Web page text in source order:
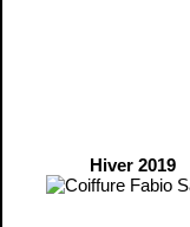
Hiver 2019